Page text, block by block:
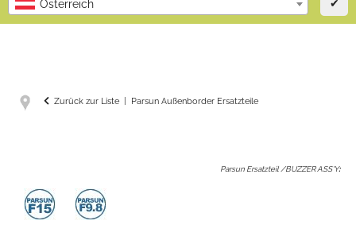
Österreich ✔
Zurück zur Liste Parsun Außenborder Ersatzteile
Parsun Ersatzteil /BUZZER ASS'Y: